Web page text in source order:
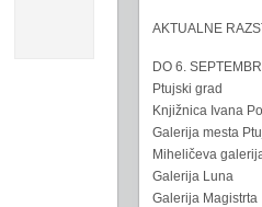
AKTUALNE
DO 6.
Ptujski grad
Knjižnica Ivana
Galerija mesta
Miheličeva
Galerija Luna
Galerija Magistrta